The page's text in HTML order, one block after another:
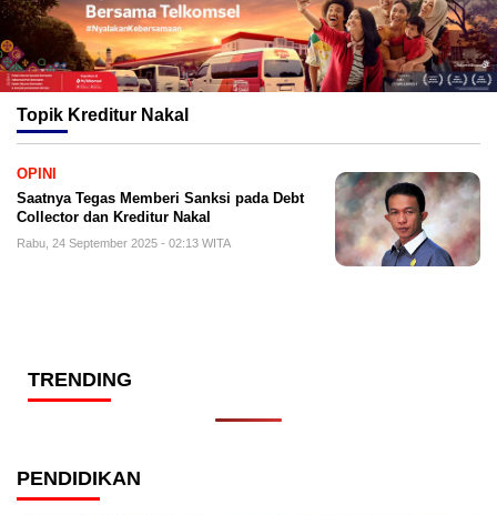
Topik Kreditur Nakal
OPINI
Saatnya Tegas Memberi Sanksi pada Debt
Collector dan Kreditur Nakal
Rabu, 24 September 2025 - 02:13 WITA
TRENDING
PENDIDIKAN